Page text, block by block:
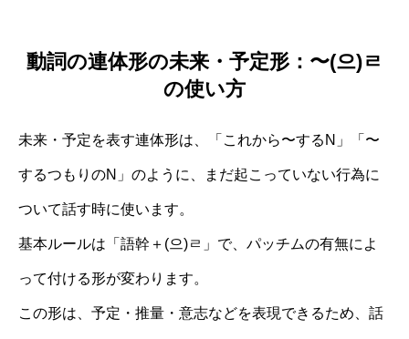
動詞の連体形の未来・予定形：〜(으)ㄹ
の使い方
未来・予定を表す連体形は、「これから〜するN」「〜
するつもりのN」のように、まだ起こっていない行為に
ついて話す時に使います。
基本ルールは「語幹＋(으)ㄹ」で、パッチムの有無によ
って付ける形が変わります。
この形は、予定・推量・意志などを表現できるため、話